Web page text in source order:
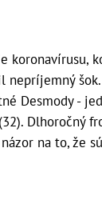
koronavírusu,
Desmody -
Dlhoročný
na to, že